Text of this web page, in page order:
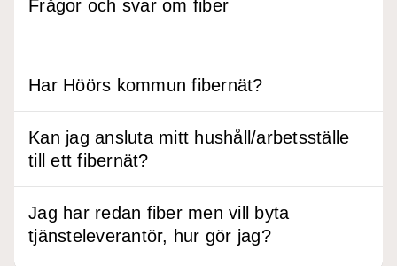
Frågor och svar om fiber
Har Höörs kommun fibernät?
Kan jag ansluta mitt hushåll/arbetsställe
till ett fibernät?
Jag har redan fiber men vill byta
tjänsteleverantör, hur gör jag?